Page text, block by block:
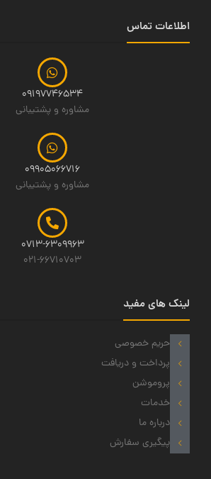
اطلاعات تماس
09197746534
مشاوره و پشتیبانی
09905066716
مشاوره و پشتیبانی
0713-6309963
021-66710703
لینک های مفید
حریم خصوصی
پرداخت و دریافت
پروموشن
خدمات
درباره ما
پیگیری سفارش